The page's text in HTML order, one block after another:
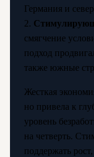
Германия и
2.
смягчение
подход
также южные
Жесткая
но привела к
уровень
на четверть.
поддержать